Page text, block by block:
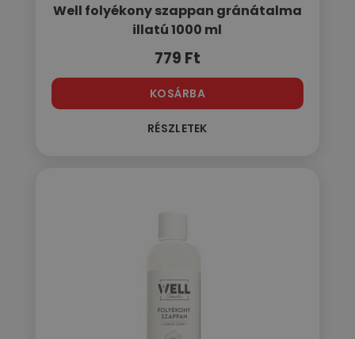
Well folyékony szappan gránátalma
illatú 1000 ml
779 Ft
KOSÁRBA
RÉSZLETEK